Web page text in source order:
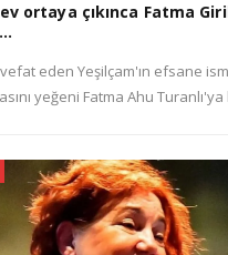
ortaya çıkınca Fatma
vefat eden Yeşilçam'ın efsane
yeğeni Fatma Ahu Turanlı'ya